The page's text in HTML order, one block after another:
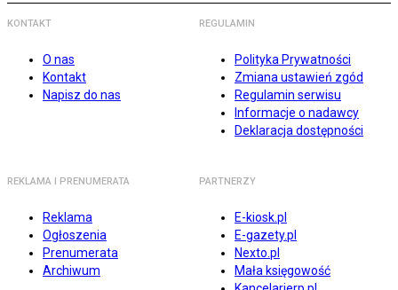
KONTAKT
O nas
Kontakt
Napisz do nas
REGULAMIN
Polityka Prywatności
Zmiana ustawień zgód
Regulamin serwisu
Informacje o nadawcy
Deklaracja dostępności
REKLAMA I PRENUMERATA
Reklama
Ogłoszenia
Prenumerata
Archiwum
PARTNERZY
E-kiosk.pl
E-gazety.pl
Nexto.pl
Mała księgowość